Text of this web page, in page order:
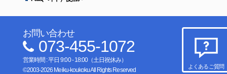
お問い合わせ
073-455-1072
営業時間 : 平日 9:00 - 18:00（土日祝休み）
©2003-2026 Meiku-koukoku All Rights Reserved
よくあるご質問